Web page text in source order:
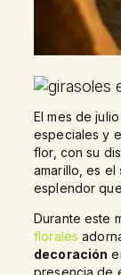
El mes de
especiales y
flor, con su
amarillo, es el
esplendor
Durante este
florales
decoración
presencia de